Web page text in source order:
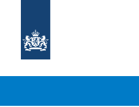
homepage
sdg.rijksoverheid.nl